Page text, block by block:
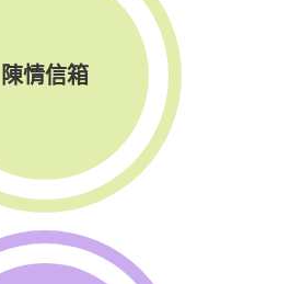
陳情信箱